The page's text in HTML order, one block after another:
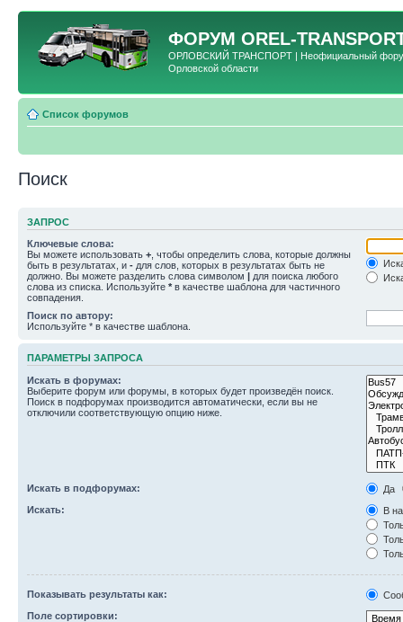
ФОРУМ OREL-
ОРЛОВСКИЙ ТРАНСПОРТ | Неофициальный форум
Орловской области
Список форумов
Поиск
ЗАПРОС
Ключевые слова:
Вы можете использовать + , чтобы определить слова, которые должны
быть в результатах, и - для слов, которых в результатах быть не
должно. Вы можете разделить слова символом | для поиска любого
слова из списка. Используйте * в качестве шаблона для частичного
совпадения.
Поиск по автору:
Используйте * в качестве шаблона.
ПАРАМЕТРЫ ЗАПРОСА
Искать в форумах:
Выберите форум или форумы, в которых будет произведён поиск.
Поиск в подфорумах производится автоматически, если вы не
отключили соответствующую опцию ниже.
Искать в подфорумах:
Да
Искать:
В
Показывать результаты как:
Поле сортировки: